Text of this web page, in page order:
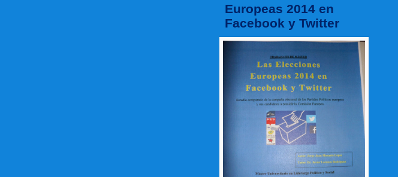
Europeas 2014 en
Facebook y Twitter